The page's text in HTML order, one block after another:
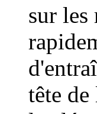
sur les
tête